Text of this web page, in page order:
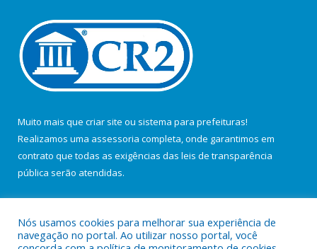
Muito mais que criar site ou sistema para prefeituras!
Realizamos uma assessoria completa, onde garantimos em
contrato que todas as exigências das leis de transparência
pública serão atendidas.
Nós usamos cookies para melhorar sua experiência de
navegação no portal. Ao utilizar nosso portal, você